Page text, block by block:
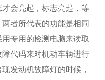
会亮起，标志亮起，等
者所代表的功能是相同
专用的检测电脑来读取
代码来对机动车辆进行
发动机故障灯的时候，